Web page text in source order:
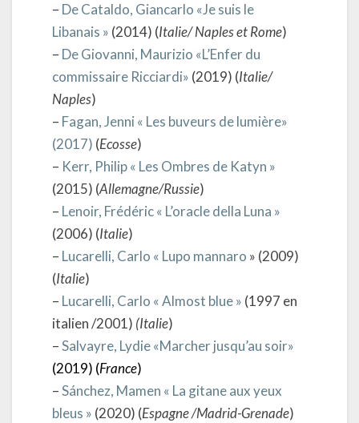
– De Cataldo, Giancarlo «Je suis le
Libanais » (2014) (Italie/ Naples et Rome)
– De Giovanni, Maurizio «L’Enfer du
commissaire Ricciardi» (2019) (Italie/
Naples)
– Fagan, Jenni « Les buveurs de lumière»
(2017) (Ecosse)
– Kerr, Philip « Les Ombres de Katyn »
(2015) (Allemagne/Russie)
– Lenoir, Frédéric « L’oracle della Luna »
(2006) (Italie)
– Lucarelli, Carlo « Lupo mannaro » (2009)
(Italie)
– Lucarelli, Carlo « Almost blue » (1997 en
italien /2001) (Italie)
–Salvayre, Lydie «Marcher jusqu’au soir»
(2019) (France)
–Sánchez, Mamen « La gitane aux yeux
bleus » (2020) (Espagne /Madrid-Grenade)